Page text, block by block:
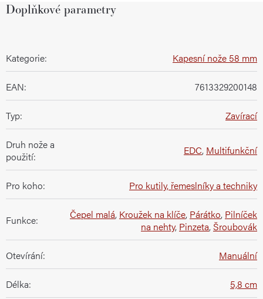
Doplňkové parametry
Kategorie: Kapesní nože 58 mm
EAN: 7613329200148
Typ: Zavírací
Druh nože a
použití: EDC, Multifunkční
Pro koho: Pro kutily, řemeslníky a techniky
Funkce: Čepel malá, Kroužek na klíče, Párátko, Pilníček
na nehty, Pinzeta, Šroubovák
Otevírání: Manuální
Délka: 5,8 cm